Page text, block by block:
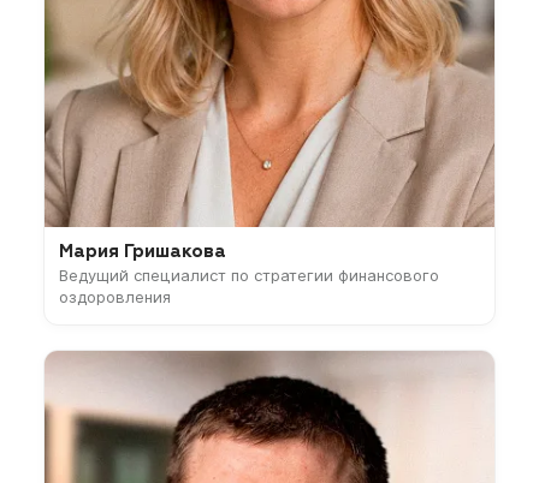
Мария Гришакова
Ведущий специалист по стратегии финансового
оздоровления